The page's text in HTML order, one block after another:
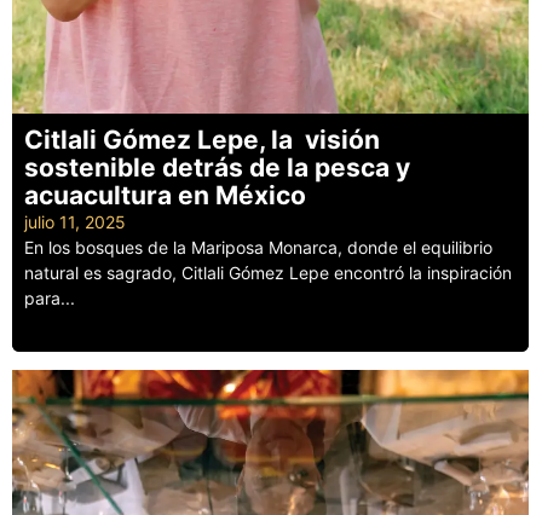
Citlali Gómez Lepe, la visión
sostenible detrás de la pesca y
acuacultura en México
julio 11, 2025
En los bosques de la Mariposa Monarca, donde el equilibrio
natural es sagrado, Citlali Gómez Lepe encontró la inspiración
para...